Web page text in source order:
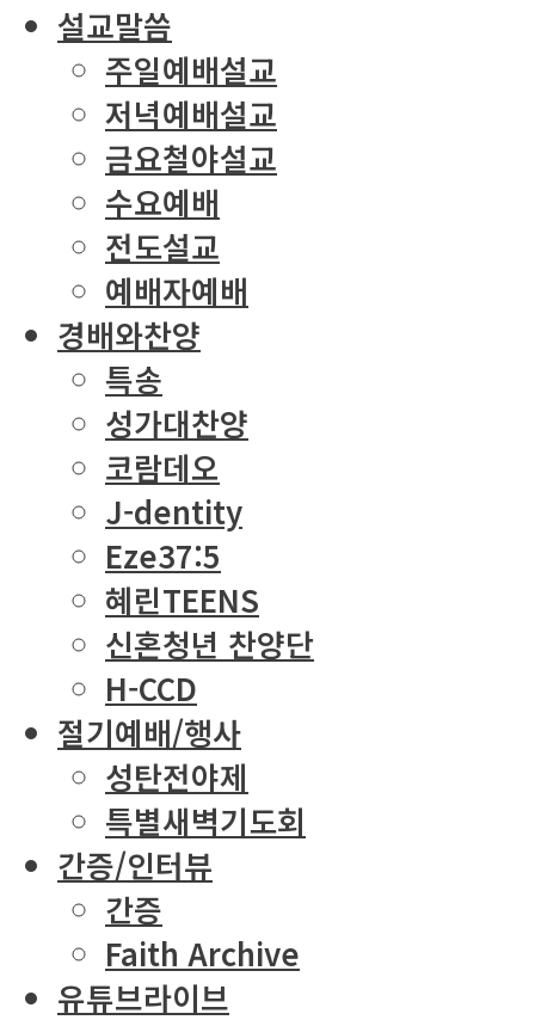
설교말씀
주일예배설교
저녁예배설교
금요철야설교
수요예배
전도설교
예배자예배
경배와찬양
특송
성가대찬양
코람데오
J-dentity
Eze37:5
혜린TEENS
신혼청년 찬양단
H-CCD
절기예배/행사
성탄전야제
특별새벽기도회
간증/인터뷰
간증
Faith Archive
유튜브라이브